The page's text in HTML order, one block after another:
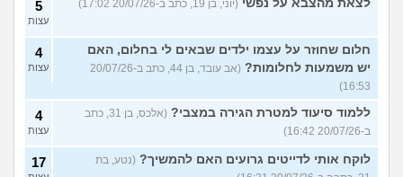
לצאת מהצבא על נפשי (יוני, בן 19, כתב ב-20/07/26 17:02) 5
עצות
חלום שחוזר על עצמו ילדים שבאים לי בחלום, האם
יש משמעות לחלומות?
(אב עובד, בן 44, כתב ב-20/07/26
16:53)
4
עצות
ללמוד סיעוד למטרת הגירה במצבי?
(אלכס, בן 31, כתב
ב-20/07/26 16:42)
4
עצות
לוקח אותי לדייטים גרועים האם להמשיך? (נטע, בת
17